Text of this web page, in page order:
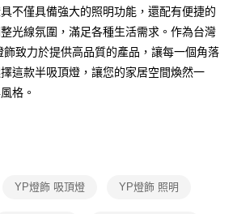
」】
商品之後才付款」的支付方式。 讓您購物簡單
不需綁卡、不需儲值。
簡訊認證，即可結帳。
確認金額後，即可完成結帳。
天內，點擊此簡訊中的連結，可透過四大超商／
不僅具備強大的照明功能，還配有便捷的
光線氛圍，滿足各種生活需求。作為台灣
致力於提供高品質的產品，讓每一個角落
這款半吸頂燈，讓您的家居空間煥然一
格。
YP燈飾 吸頂燈 YP燈飾 照明